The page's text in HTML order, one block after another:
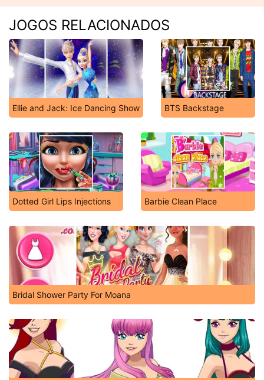
JOGOS RELACIONADOS
Ellie and Jack: Ice Dancing Show BTS Backstage
Dotted Girl Lips Injections Barbie Clean Place
Bridal Shower Party For Moana